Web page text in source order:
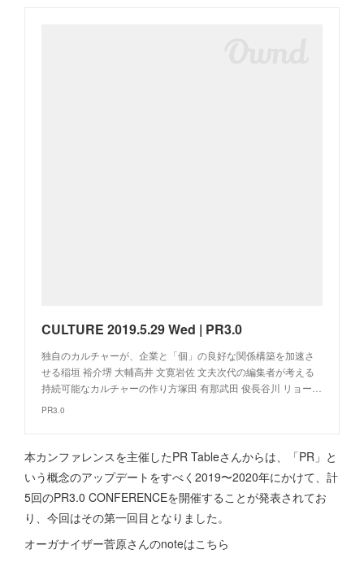
CULTURE 2019.5.29 Wed | PR3.0
独自のカルチャーが、企業と「個」の良好な関係構築を加速さ
せる稲垣 裕介堺 大輔高井 文寛岩佐 文夫次代の編集者が考える
持続可能なカルチャーの作り方塚田 有那武田 俊長谷川 リョー…
PR3.0
本カンファレンスを主催したPR Tableさんからは、「PR」と
いう概念のアップデートをすべく2019〜2020年にかけて、計
5回のPR3.0 CONFERENCEを開催することが発表されてお
り、今回はその第一回目となりました。
オーガナイザー菅原さんのnoteはこちら